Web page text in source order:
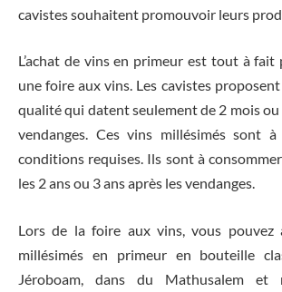
cavistes souhaitent promouvoir leurs
L’achat de vins en primeur est tout à fait
une foire aux vins. Les cavistes
qualité qui datent seulement de 2 mois ou
vendanges. Ces vins millésimés sont
conditions requises. Ils sont à
les 2 ans ou 3 ans après les vendanges.
Lors de la foire aux vins, vous pouvez
millésimés en primeur en bouteille
Jéroboam, dans du Mathusalem et